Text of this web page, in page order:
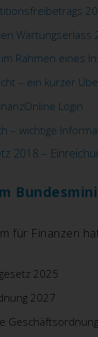
Wartungserlass
Rahmen eines
– ein kurzer
Login
– wichtige
2018 –
für Finanzen
2025
2027